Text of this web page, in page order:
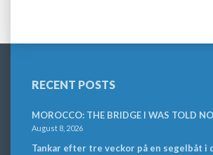
RECENT POSTS
MOROCCO: THE BRIDGE I WAS TOLD
August 8, 2026
Tankar efter tre veckor på en segelbåt i